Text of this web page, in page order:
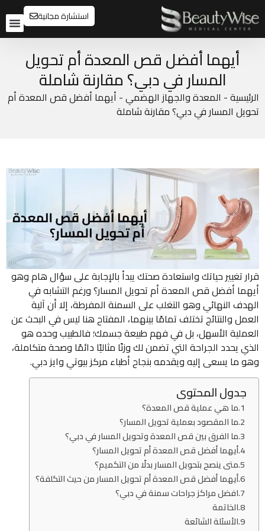
استشارة مجانية
أيهما أفضل قص المعدة أم تحويل
المسار في دبي؟ مقارنة شاملة
الرئيسية- المعدة والجهاز الهضمي- أيهما أفضل قص المعدة أم
تحويل المسار في دبي؟ مقارنة شاملة
قرار تغيير حياتك واستعادة صحتك يبدأ بالإجابة على سؤال هام وهو
أيهما أفضل قص المعدة أم تحويل المسار؟ ورغم التشابه في
الهدف النهائي وهو التغلب على السمنة المفرطة، إلا أن آلية
العمل والنتائج تختلف تمامًا بينهما، المفتاح هنا ليس في البحث عن
العملية الأسهل، بل في فهم طبيعة جسمك؛ فالطبيب وحده هو
الذي يحدد الجراحة التي تضمن لك وزنًا مثاليًا دائمًا وصحة متكاملة،
وهو ما يسعى إليه ويقدمه بنجاح أطباء مركز بيوتي وايز دبي.
جدول المحتوى
ما هي عملية قص المعدة؟
ما المقصود بعملية تحويل المسار؟
ما الفرق بين قص المعدة وتحويل المسار في دبي؟
أيهما أفضل قص المعدة أم تحويل المسار؟
متى ينصح بتحويل المسار بدلًا من التكميم؟
أيهما أفضل قص المعدة أم تحويل المسار من حيث التكلفة؟
افضل مراكز جراحات سمنة في دبي؟
الخاتمة
الأسئلة الشائعة